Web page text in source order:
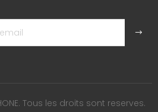
Tous les droits sont reserves.